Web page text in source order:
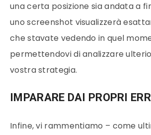
una certa posizione sia andata a
uno screenshot visualizzerà
che stavate vedendo in quel
permettendovi di analizzare
vostra strategia.
IMPARARE DAI PROPRI
Infine, vi rammentiamo – come